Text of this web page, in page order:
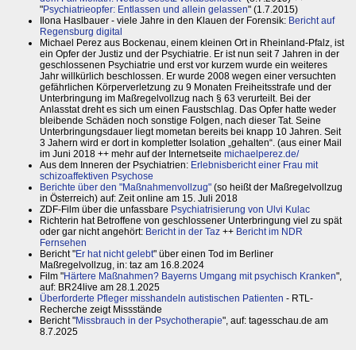
"Psychiatrieopfer: Entlassen und allein gelassen" (1.7.2015)
Ilona Haslbauer - viele Jahre in den Klauen der Forensik: Bericht auf
Regensburg digital
Michael Perez aus Bockenau, einem kleinen Ort in Rheinland-Pfalz, ist
ein Opfer der Justiz und der Psychiatrie. Er ist nun seit 7 Jahren in der
geschlossenen Psychiatrie und erst vor kurzem wurde ein weiteres
Jahr willkürlich beschlossen. Er wurde 2008 wegen einer versuchten
gefährlichen Körperverletzung zu 9 Monaten Freiheitsstrafe und der
Unterbringung im Maßregelvollzug nach § 63 verurteilt. Bei der
Anlasstat dreht es sich um einen Faustschlag. Das Opfer hatte weder
bleibende Schäden noch sonstige Folgen, nach dieser Tat. Seine
Unterbringungsdauer liegt mometan bereits bei knapp 10 Jahren. Seit
3 Jahern wird er dort in kompletter Isolation „gehalten“. (aus einer Mail
im Juni 2018 ++ mehr auf der Internetseite michaelperez.de/
Aus dem Inneren der Psychiatrien: Erlebnisbericht einer Frau mit
schizoaffektiven Psychose
Berichte über den "Maßnahmenvollzug" (so heißt der Maßregelvollzug
in Österreich) auf: Zeit online am 15. Juli 2018
ZDF-Film über die unfassbare Psychiatrisierung von Ulvi Kulac
Richterin hat Betroffene von geschlossener Unterbringung viel zu spät
oder gar nicht angehört: Bericht in der Taz ++ Bericht im NDR
Fernsehen
Bericht "Er hat nicht gelebt" über einen Tod im Berliner
Maßregelvollzug, in: taz am 16.8.2024
Film "Härtere Maßnahmen? Bayerns Umgang mit psychisch Kranken",
auf: BR24live am 28.1.2025
Überforderte Pfleger misshandeln autistischen Patienten - RTL-
Recherche zeigt Missstände
Bericht "Missbrauch in der Psychotherapie", auf: tagesschau.de am
8.7.2025